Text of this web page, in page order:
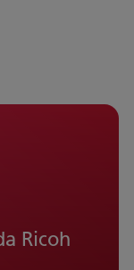
Ricoh